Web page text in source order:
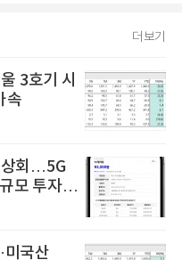
더보기
3호기 시
속
상회…5G
모 투자
미국산